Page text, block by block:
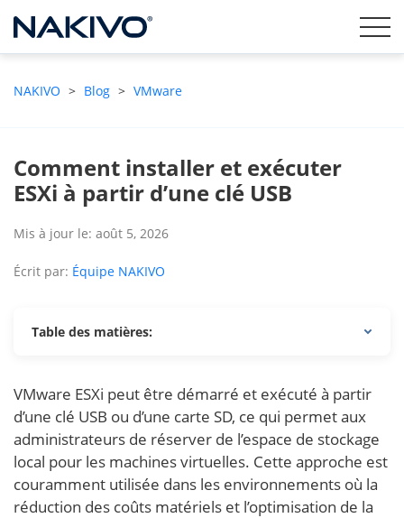
NAKIVO > Blog > VMware
Comment installer et exécuter
ESXi à partir d’une clé USB
Mis à jour le: août 5, 2026
Écrit par: Équipe NAKIVO
Table des matières:
VMware ESXi peut être démarré et exécuté à partir
d’une clé USB ou d’une carte SD, ce qui permet aux
administrateurs de réserver de l’espace de stockage
local pour les machines virtuelles. Cette approche est
couramment utilisée dans les environnements où la
réduction des coûts matériels et l’optimisation de la